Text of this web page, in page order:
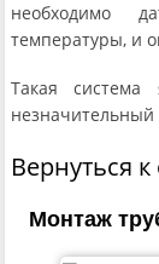
необходимо
температуры, и
Такая система
незначительный
Вернуться
Монтаж